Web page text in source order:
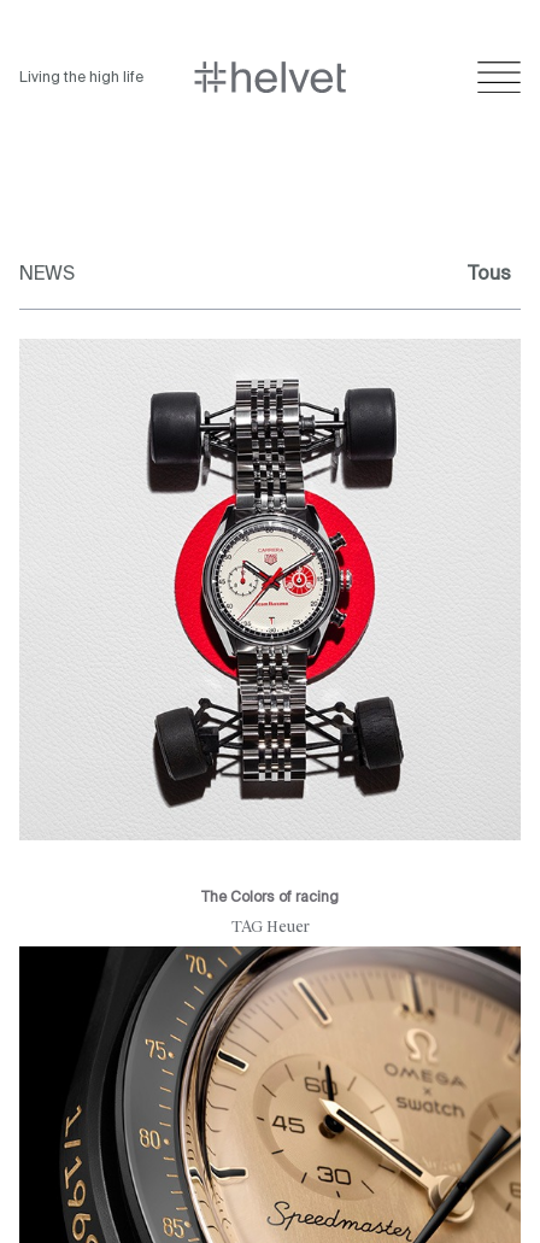
Living the high life
NEWS Tous
The Colors of racing
TAG Heuer